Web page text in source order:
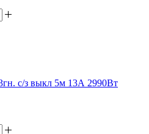
с/з выкл 5м 13А 2990Вт